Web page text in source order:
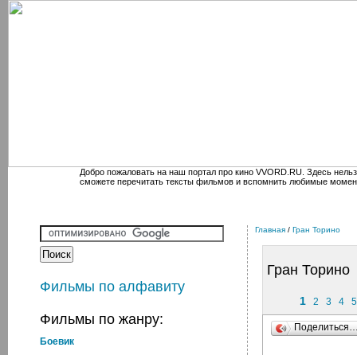
Добро пожаловать на наш портал про кино VVORD.RU. Здесь
сможете перечитать тексты фильмов и вспомнить любимые
Фильмы по алфавиту
Фильмы по жанру:
Боевик
Главная / Гран Торино
Гран Торино
1 2 3 4 5